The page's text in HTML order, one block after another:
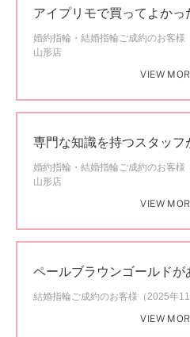
アイプリモで買ってよかっ
婚約指輪・結婚指輪ご成約のお客様
山形店
VIEW
専門な知識を持つスタッフ
婚約指輪・結婚指輪ご成約のお客様
山形店
VIEW
ペールブラウンゴールドが
結婚指輪ご成約のお客様（2025年11
VIEW